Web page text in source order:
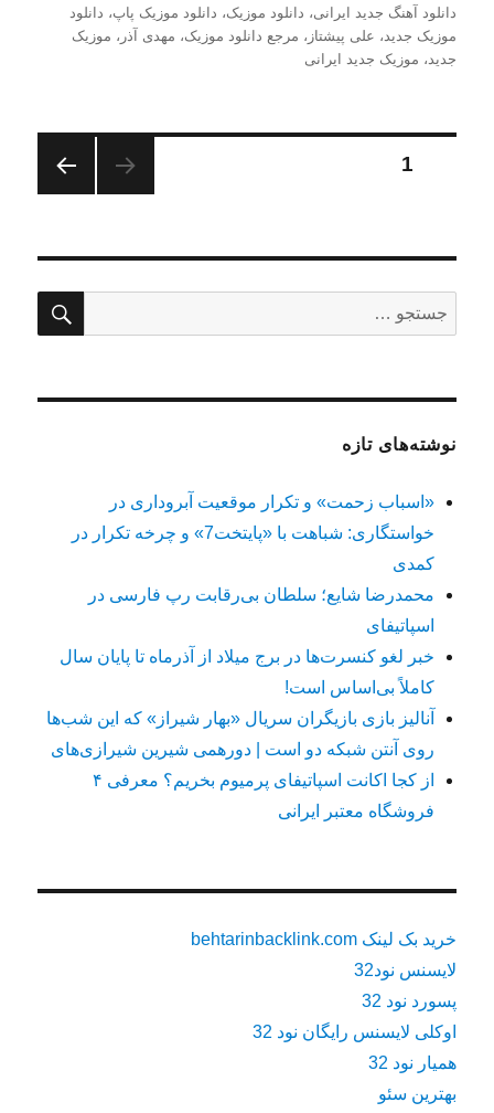
در
دانلود آهنگ جدید ایرانی، دانلود موزیک، دانلود موزیک پاپ، دانلود
موزیک جدید ، علی پیشتاز ، مرجع دانلود موزیک، مهدی آذر ، موزیک
جدید ، موزیک جدید ایرانی
صفحه‌بندی
1
برای:
نوشته‌های تازه
«اسباب زحمت» و تکرار موقعیت آبروداری در
خواستگاری: شباهت با «پایتخت7» و چرخه تکرار در
کمدی
محمدرضا شایع؛ سلطان بی‌رقابت رپ فارسی در
اسپاتیفای
خبر لغو کنسرت‌ها در برج میلاد از آذرماه تا پایان سال
کاملاً بی‌اساس است!
آنالیز بازی بازیگران سریال «بهار شیراز» که این شب‌ها
روی آنتن شبکه دو است | دورهمی شیرین شیرازی‌های
از کجا اکانت اسپاتیفای پرمیوم بخریم؟ معرفی ۴
فروشگاه معتبر ایرانی
خرید بک لینک behtarinbacklink.com
لایسنس نود32
پسورد نود 32
اوکلی لایسنس رایگان نود 32
همیار نود 32
بهترین سئو